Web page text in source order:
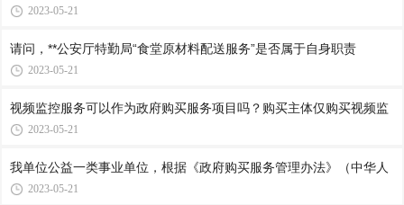
2023-05-21
请问，**公安厅特勤局“食堂原材料配送服务”是否属于自身职责
2023-05-21
视频监控服务可以作为政府购买服务项目吗？购买主体仅购买视频监
2023-05-21
我单位公益一类事业单位，根据《政府购买服务管理办法》（中华人
2023-05-21